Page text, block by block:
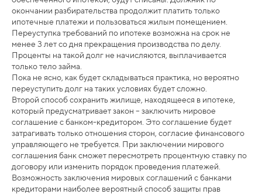
окончании разбирательства продолжит платить только
ипотечные платежи и пользоваться жилым помещением.
Переуступка требований по ипотеке возможна на срок не
менее 3 лет со дня прекращения производства по делу.
Проценты на такой долг не начисляются, выплачивается
только тело займа.
Пока не ясно, как будет складываться практика, но вероятно
переуступить долг на таких условиях будет сложно.
Второй способ сохранить жилище, находящееся в ипотеке,
который предусматривает закон – заключить мировое
соглашение с банком-кредитором. Это соглашение будет
затрагивать только отношения сторон, согласие финансового
управляющего не требуется. При заключении мирового
соглашения банк сможет пересмотреть процентную ставку по
договору или изменить порядок проведения платежей.
Возможность заключения мировых соглашений с банками
кредиторами наиболее вероятный способ защиты прав